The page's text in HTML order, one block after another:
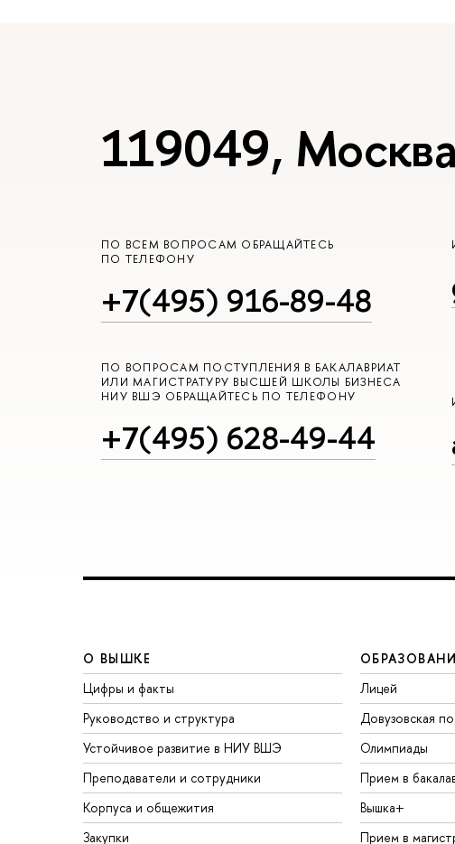
119049,
ПО ВСЕМ ВОПРОСАМ ОБРАЩАЙТЕСЬ
ПО ТЕЛЕФОНУ
+7(495) 916-89-48
ПО ВОПРОСАМ ПОСТУПЛЕНИЯ В БАКАЛАВРИАТ
ИЛИ МАГИСТРАТУРУ ВЫСШЕЙ ШКОЛЫ БИЗНЕСА
НИУ ВШЭ ОБРАЩАЙТЕСЬ ПО ТЕЛЕФОНУ
+7(495) 628-49-44
О ВЫШКЕ
Цифры и факты
Руководство и структура
Устойчивое развитие в НИУ ВШЭ
Преподаватели и сотрудники
Корпуса и общежития
Закупки
Лицей
Довузовская
Олимпиады
Прием в
Вышка+
Прием в